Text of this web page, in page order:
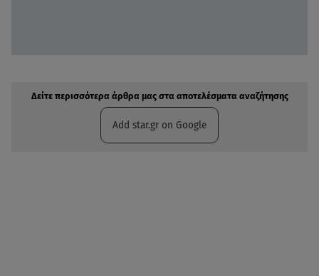
Δείτε περισσότερα άρθρα μας στα αποτελέσματα αναζήτησης
Add star.gr on Google